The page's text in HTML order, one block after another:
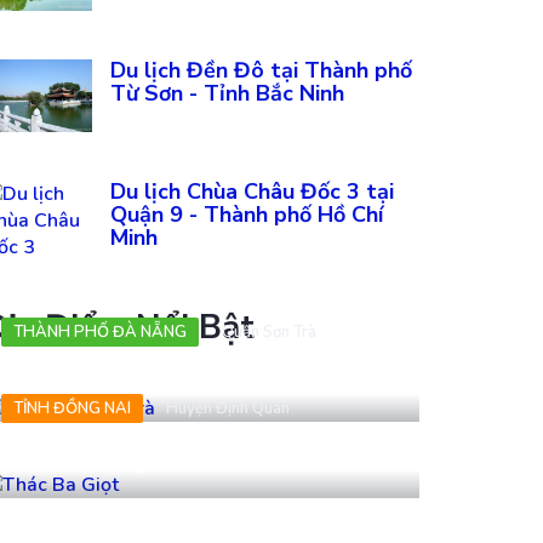
Du lịch Đền Đô tại Thành phố
Từ Sơn - Tỉnh Bắc Ninh
Du lịch Chùa Châu Đốc 3 tại
Quận 9 - Thành phố Hồ Chí
Minh
Điểm Nổi Bật
THÀNH PHỐ ĐÀ NẴNG Quận Sơn Trà
TỈNH ĐỒNG NAI Huyện Định Quán